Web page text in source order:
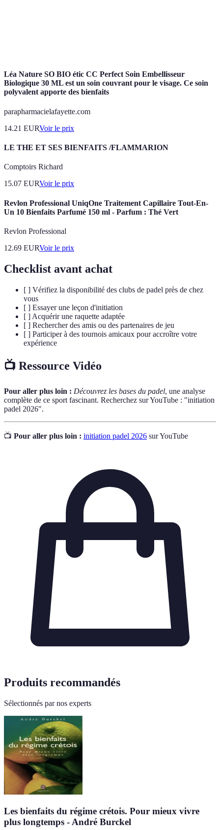
Léa Nature SO BIO étic CC Perfect Soin Embellisseur
Biologique 30 ML est un soin couvrant pour le visage. Ce soin
polyvalent apporte des bienfaits
parapharmacielafayette.com
14.21 EURVoir le prix
LE THE ET SES BIENFAITS /FLAMMARION
Comptoirs Richard
15.07 EURVoir le prix
Revlon Professional UniqOne Traitement Capillaire Tout-En-
Un 10 Bienfaits Parfumé 150 ml - Parfum : Thé Vert
Revlon Professional
12.69 EURVoir le prix
Checklist avant achat
[ ] Vérifiez la disponibilité des clubs de padel près de chez
vous
[ ] Essayer une leçon d'initiation
[ ] Acquérir une raquette adaptée
[ ] Rechercher des amis ou des partenaires de jeu
[ ] Participer à des tournois amicaux pour accroître votre
expérience
📺 Ressource Vidéo
Pour aller plus loin : Découvrez les bases du padel, une analyse
complète de ce sport fascinant. Recherchez sur YouTube : "initiation
padel 2026".
📺 Pour aller plus loin : initiation padel 2026 sur YouTube
Produits recommandés
Sélectionnés par nos experts
Les bienfaits du régime crétois. Pour mieux vivre
plus longtemps - André Burckel